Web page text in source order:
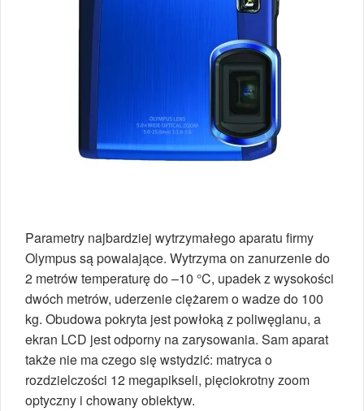
Parametry najbardziej wytrzymałego aparatu firmy
Olympus są powalające. Wytrzyma on zanurzenie do
2 metrów temperaturę do –10 °C, upadek z wysokości
dwóch metrów, uderzenie ciężarem o wadze do 100
kg. Obudowa pokryta jest powłoką z poliwęglanu, a
ekran LCD jest odporny na zarysowania. Sam aparat
także nie ma czego się wstydzić: matryca o
rozdzielczości 12 megapikseli, pięciokrotny zoom
optyczny i chowany obiektyw.